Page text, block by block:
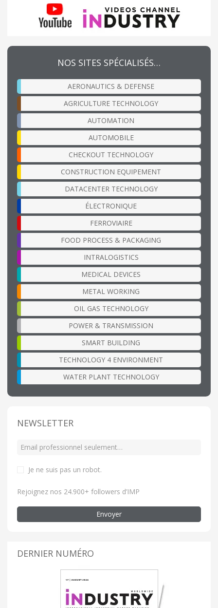
NOS SITES SPÉCIALISÉS…
AERONAUTICS & DEFENSE
AGRICULTURE TECHNOLOGY
AUTOMATION
AUTOMOBILE
CHECKOUT TECHNOLOGY
CONSTRUCTION EQUIPEMENT
DATACENTER TECHNOLOGY
ÉLECTRONIQUE
FERROVIAIRE
FOOD PROCESS & PACKAGING
INTRALOGISTICS
MEDICAL DEVICES
METAL WORKING
OIL GAS TECHNOLOGY
POWER & TRANSMISSION
SMART BUILDING
TECHNOLOGY 4 ENVIRONMENT
WATER PLANT TECHNOLOGY
NEWSLETTER
Je ne suis pas un robot.
Rejoignez nos 24.900+ followers d’IMP
Envoyer
DERNIER NUMÉRO